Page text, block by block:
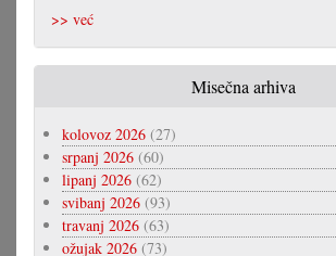
>> već
Misečna arhiva
kolovoz 2026 (27)
srpanj 2026 (60)
lipanj 2026 (62)
svibanj 2026 (93)
travanj 2026 (63)
ožujak 2026 (73)